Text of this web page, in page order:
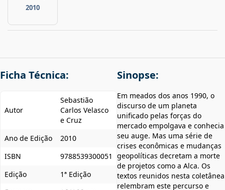
2010
Ficha Técnica:
Autor
Sebastião
Carlos Velasco
e Cruz
Ano de Edição
2010
ISBN
9788539300051
Edição
1ª Edição
Sinopse:
Em meados dos anos 1990, o
discurso de um planeta
unificado pelas forças do
mercado empolgava e conhecia
seu auge. Mas uma série de
crises econômicas e mudanças
geopolíticas decretam a morte
de projetos como a Alca. Os
textos reunidos nesta coletânea
relembram este percurso e